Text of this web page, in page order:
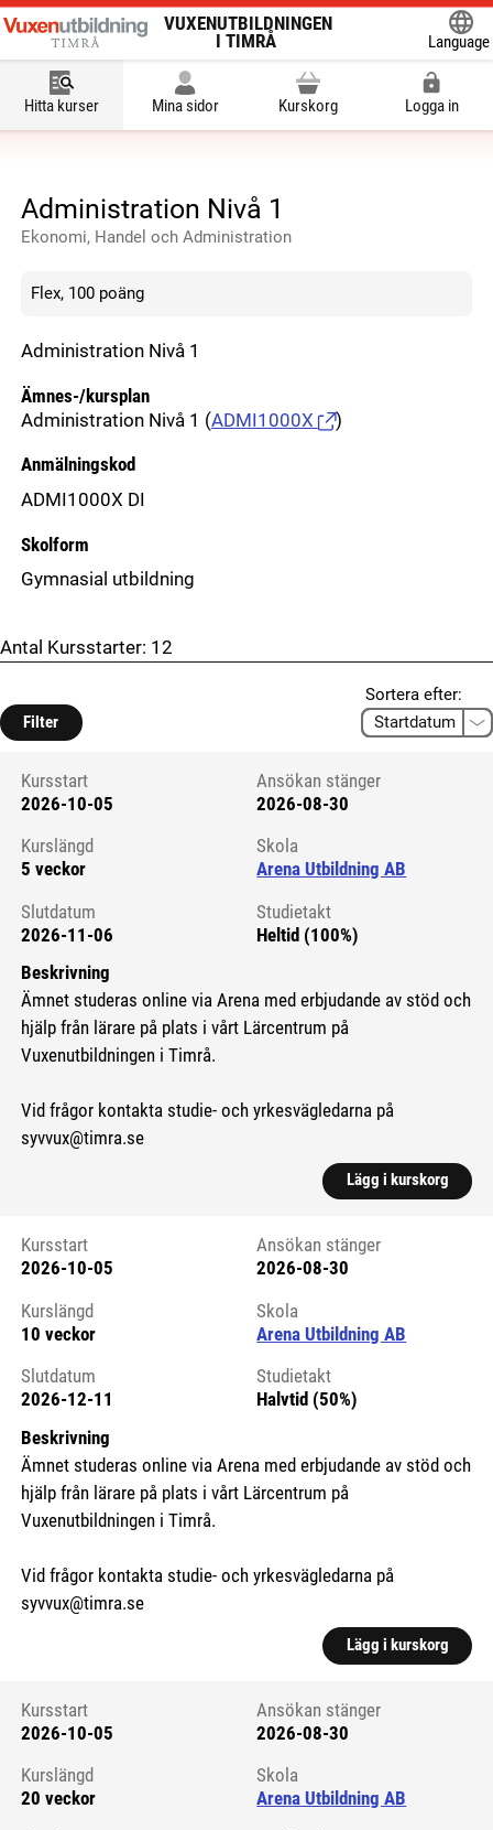
VUXENUTBILDNINGEN
I TIMRÅ
Language
Hitta kurser Mina sidor Kurskorg Logga in
Administration Nivå 1
Ekonomi, Handel och Administration
Flex, 100 poäng
Administration Nivå 1
Ämnes-/kursplan
Administration Nivå 1 (ADMI1000X )
Anmälningskod
ADMI1000X DI
Skolform
Gymnasial utbildning
Antal Kursstarter: 12
Filter
Sortera efter:
Kursstart 6271912
Kursstart
2026-10-05
Ansökan stänger
2026-08-30
Kurslängd
5 veckor
Skola
Arena Utbildning AB
Slutdatum
2026-11-06
Studietakt
Heltid (100%)
Beskrivning
Ämnet studeras online via Arena med erbjudande av stöd och
hjälp från lärare på plats i vårt Lärcentrum på
Vuxenutbildningen i Timrå.
Vid frågor kontakta studie- och yrkesvägledarna på
syvvux@timra.se
Lägg i kurskorg
Kursstart 6272032
Kursstart
2026-10-05
Ansökan stänger
2026-08-30
Kurslängd
10 veckor
Skola
Arena Utbildning AB
Slutdatum
2026-12-11
Studietakt
Halvtid (50%)
Beskrivning
Ämnet studeras online via Arena med erbjudande av stöd och
hjälp från lärare på plats i vårt Lärcentrum på
Vuxenutbildningen i Timrå.
Vid frågor kontakta studie- och yrkesvägledarna på
syvvux@timra.se
Lägg i kurskorg
Kursstart 6272152
Kursstart
2026-10-05
Ansökan stänger
2026-08-30
Kurslängd
20 veckor
Skola
Arena Utbildning AB